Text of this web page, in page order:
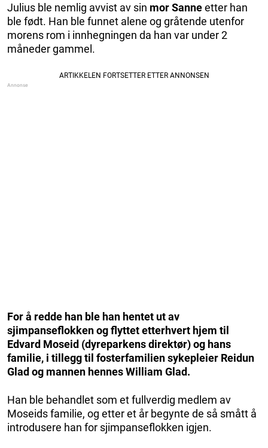
Julius ble nemlig avvist av sin mor Sanneetter han
ble født. Han ble funnet alene og gråtende utenfor
morens rom i innhegningen da han var under 2
måneder gammel.
For å redde han ble han hentet ut av
sjimpanseflokken og flyttet etterhvert hjem til
Edvard Moseid (dyreparkens direktør) og hans
familie, i tillegg til fosterfamilien sykepleier Reidun
Glad og mannen hennes William Glad.
Han ble behandlet som et fullverdig medlem av
Moseids familie, og etter et år begynte de så smått å
introdusere han for sjimpanseflokken igjen.